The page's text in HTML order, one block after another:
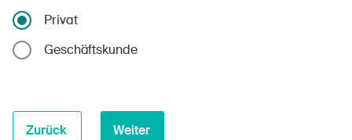
Privat
Geschäftskunde
Zurück Weiter